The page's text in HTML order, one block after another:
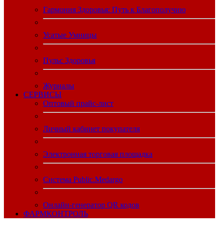
Гармония Здоровья: Путь к Благополучию
Усатые Умницы
Пульс Здоровья
Журналы
CЕРВИСЫ
Оптовый прайс-лист
Личный кабинет покупателя
Электронная торговая площадка
Система Public.Medargo
Онлайн-генератор QR кодов
ФАРМКОНТРОЛЬ